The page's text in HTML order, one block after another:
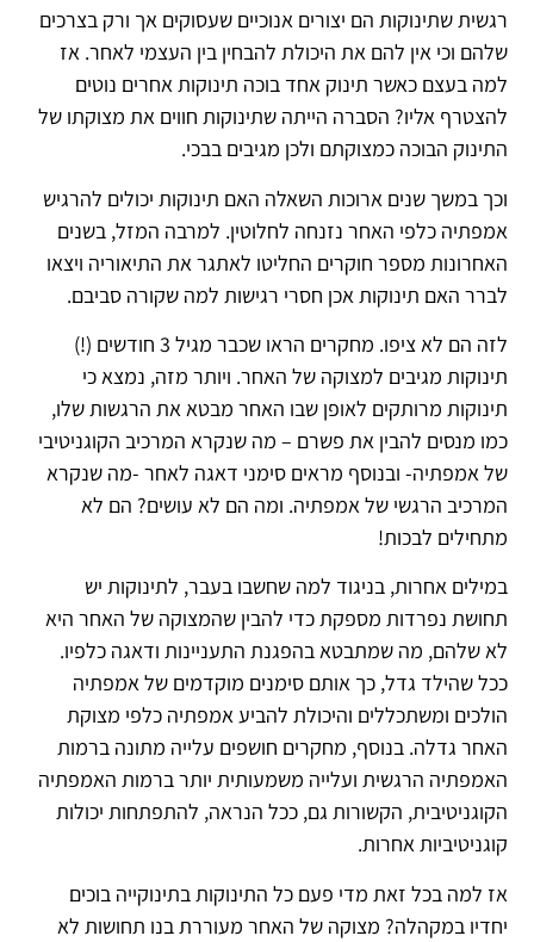
רגשית שתינוקות הם יצורים אנוכיים שעסוקים אך ורק בצרכים
שלהם וכי אין להם את היכולת להבחין בין העצמי לאחר. אז
למה בעצם כאשר תינוק אחד בוכה תינוקות אחרים נוטים
להצטרף אליו? הסברה הייתה שתינוקות חווים את מצוקתו של
התינוק הבוכה כמצוקתם ולכן מגיבים בבכי.
וכך במשך שנים ארוכות השאלה האם תינוקות יכולים להרגיש
אמפתיה כלפי האחר נזנחה לחלוטין. למרבה המזל, בשנים
האחרונות מספר חוקרים החליטו לאתגר את התיאוריה ויצאו
לברר האם תינוקות אכן חסרי רגישות למה שקורה סביבם.
לזה הם לא ציפו. מחקרים הראו שכבר מגיל 3 חודשים (!)
תינוקות מגיבים למצוקה של האחר. ויותר מזה, נמצא כי
תינוקות מרותקים לאופן שבו האחר מבטא את הרגשות שלו,
כמו מנסים להבין את פשרם – מה שנקרא המרכיב הקוגניטיבי
של אמפתיה- ובנוסף מראים סימני דאגה לאחר -מה שנקרא
המרכיב הרגשי של אמפתיה. ומה הם לא עושים? הם לא
מתחילים לבכות!
במילים אחרות, בניגוד למה שחשבו בעבר, לתינוקות יש
תחושת נפרדות מספקת כדי להבין שהמצוקה של האחר היא
לא שלהם, מה שמתבטא בהפגנת התעניינות ודאגה כלפיו.
ככל שהילד גדל, כך אותם סימנים מוקדמים של אמפתיה
הולכים ומשתכללים והיכולת להביע אמפתיה כלפי מצוקת
האחר גדלה. בנוסף, מחקרים חושפים עלייה מתונה ברמות
האמפתיה הרגשית ועלייה משמעותית יותר ברמות האמפתיה
הקוגניטיבית, הקשורות גם, ככל הנראה, להתפתחות יכולות
קוגניטיביות אחרות.
אז למה בכל זאת מדי פעם כל התינוקות בתינוקייה בוכים
יחדיו במקהלה? מצוקה של האחר מעוררת בנו תחושות לא